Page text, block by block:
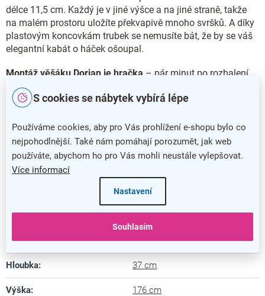
S cookies se nábytek vybírá lépe
Používáme cookies, aby pro Vás prohlížení e-shopu bylo co
nejpohodlnější. Také nám pomáhají porozumět, jak web
používáte, abychom ho pro Vás mohli neustále vylepšovat.
Více informací
Nastavení
Souhlasím
délce 11,5 cm. Každý je v jiné výšce a na jiné straně, takže
na malém prostoru uložíte překvapivě mnoho svršků. A díky
plastovým koncovkám trubek se nemusíte bát, že by se váš
elegantní kabát o háček ošoupal.
Montáž věšáku Dorian je hračka – pár minut po rozbalení
už jste připraveni ho používat.
Doplňkové parametry
Kategorie
bílá
Záruka: 5 let
Šířka: 37 cm
Hloubka: 37 cm
Výška: 176 cm